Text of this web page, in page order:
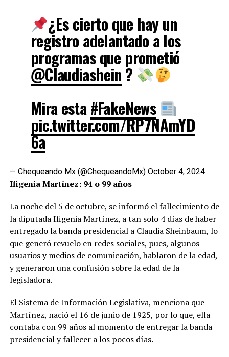
¿Es cierto que hay un
registro adelantado a los
programas que prometió
@Claudiashein ?
Mira esta #FakeNews
pic.twitter.com/RP7NAmYD
6a
— Chequeando Mx (@ChequeandoMx) October 4, 2024
Ifigenia Martínez: 94 o 99 años
La noche del 5 de octubre, se informó el fallecimiento de
la diputada Ifigenia Martínez, a tan solo 4 días de haber
entregado la banda presidencial a Claudia Sheinbaum, lo
que generó revuelo en redes sociales, pues, algunos
usuarios y medios de comunicación, hablaron de la edad,
y generaron una confusión sobre la edad de la
legisladora.
El Sistema de Información Legislativa, menciona que
Martínez, nació el 16 de junio de 1925, por lo que, ella
contaba con 99 años al momento de entregar la banda
presidencial y fallecer a los pocos días.